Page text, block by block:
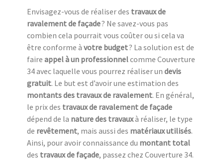
Envisagez-vous de réaliser des travaux de
ravalement de façade? Ne savez-vous pas
combien cela pourrait vous coûter ou si cela va
être conforme à votre budget? La solution est de
faire appel à un professionnelcomme Couverture
34 avec laquelle vous pourrez réaliser un devis
gratuit. Le but est d’avoir une estimation des
montants des travaux de ravalement. En général,
le prix des travaux de ravalement de façade
dépend de la nature des travauxà réaliser, le type
de revêtement, mais aussi des matériaux utilisés.
Ainsi, pour avoir connaissance du montant total
des travaux de façade, passez chez Couverture 34.